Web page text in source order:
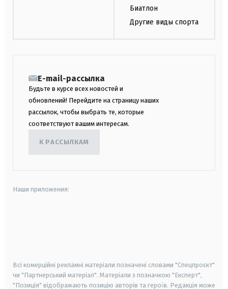
Биатлон
Другие виды спорта
E-mail-рассылка
Будьте в курсе всех новостей и
обновлений! Перейдите на страницу наших
рассылок, чтобы выбрать те, которые
соответствуют вашим интересам.
К РАССЫЛКАМ
Наши приложения:
Всі комерційні рекламні матеріали позначені словами "Спецпроєкт"
чи "Партнерський матеріал". Матеріали з позначкою "Експерт",
"Позиція" відображають позицію авторів та героїв. Редакція може